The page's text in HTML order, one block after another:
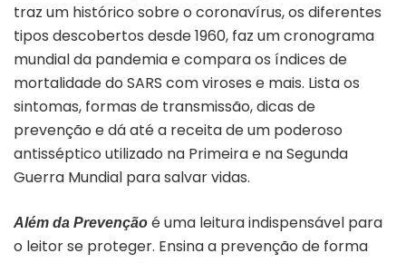
traz um histórico sobre o coronavírus, os diferentes
tipos descobertos desde 1960, faz um cronograma
mundial da pandemia e compara os índices de
mortalidade do SARS com viroses e mais. Lista os
sintomas, formas de transmissão, dicas de
prevenção e dá até a receita de um poderoso
antisséptico utilizado na Primeira e na Segunda
Guerra Mundial para salvar vidas.
Além da Prevenção é uma leitura indispensável para
o leitor se proteger. Ensina a prevenção de forma